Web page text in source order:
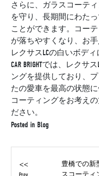
さらに、ガラスコーテ
を守り、長期間にわた
ことができます。コー
が落ちやすくなり、お
レクサスLCの白いボデ
CAR BRIGHTでは、レク
ングを提供しており、
たの愛車を最高の状態
コーティングをお考えの
ださい。
Posted in Blog
<<
豊橋での新